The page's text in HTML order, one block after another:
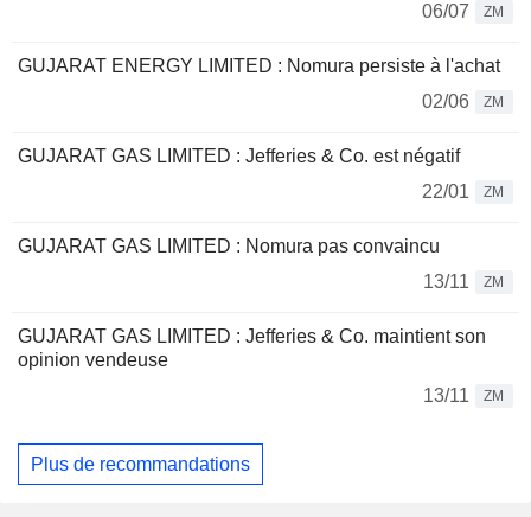
06/07
ZM
GUJARAT ENERGY LIMITED : Nomura persiste à l'achat
02/06
ZM
GUJARAT GAS LIMITED : Jefferies & Co. est négatif
22/01
ZM
GUJARAT GAS LIMITED : Nomura pas convaincu
13/11
ZM
GUJARAT GAS LIMITED : Jefferies & Co. maintient son
opinion vendeuse
13/11
ZM
Plus de recommandations